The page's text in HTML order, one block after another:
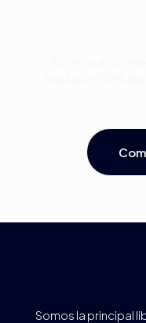
Somos la principal